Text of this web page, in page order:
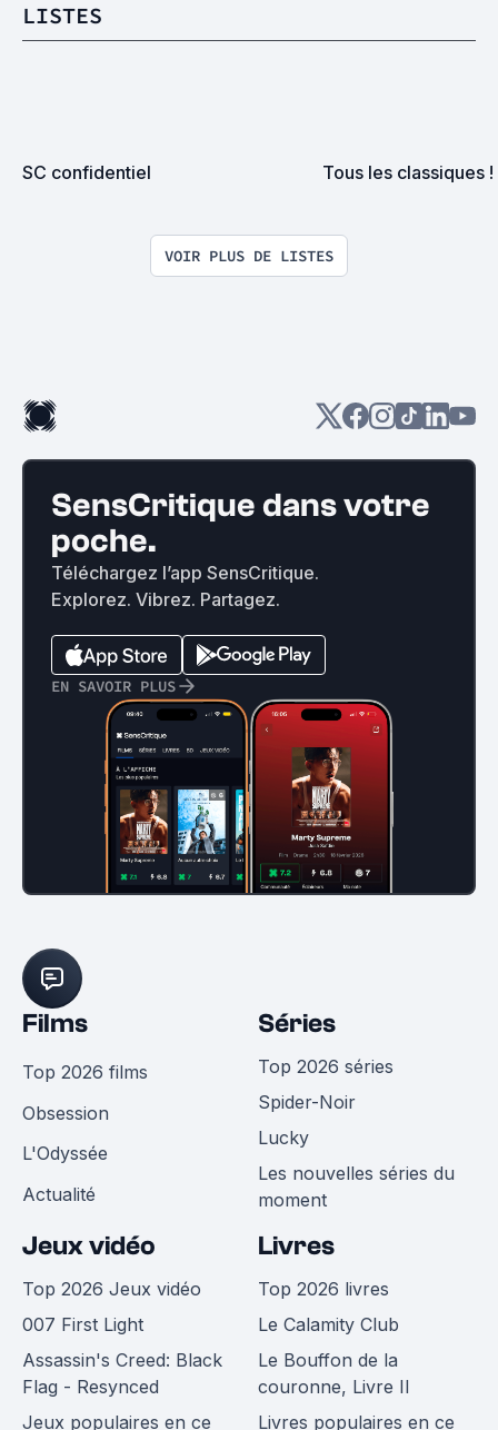
LISTES
SC confidentiel Tous les classiques !
VOIR PLUS DE LISTES
SensCritique dans votre
poche.
Téléchargez l’app SensCritique.
Explorez. Vibrez. Partagez.
EN SAVOIR PLUS
Films
Top 2026 films
Obsession
L'Odyssée
Actualité
Séries
Top 2026 séries
Spider-Noir
Lucky
Les nouvelles séries du
moment
Jeux vidéo
Top 2026 Jeux vidéo
007 First Light
Assassin's Creed: Black
Flag - Resynced
Jeux populaires en ce
Livres
Top 2026 livres
Le Calamity Club
Le Bouffon de la
couronne, Livre II
Livres populaires en ce